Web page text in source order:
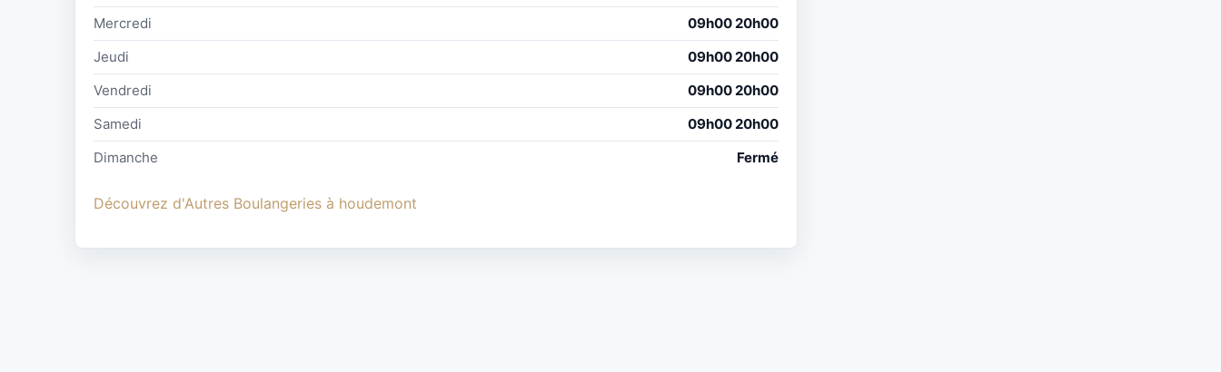
Mercredi
09h00 20h00
Jeudi
09h00 20h00
Vendredi
09h00 20h00
Samedi
09h00 20h00
Dimanche
Fermé
Découvrez d'Autres Boulangeries à houdemont